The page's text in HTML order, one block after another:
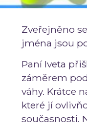
Zveřejněno
jména jsou
Paní Iveta
záměrem
váhy. Krátce
které jí
současnosti.